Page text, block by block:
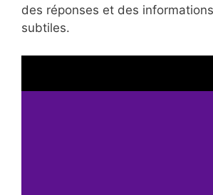
des réponses et des
subtiles.